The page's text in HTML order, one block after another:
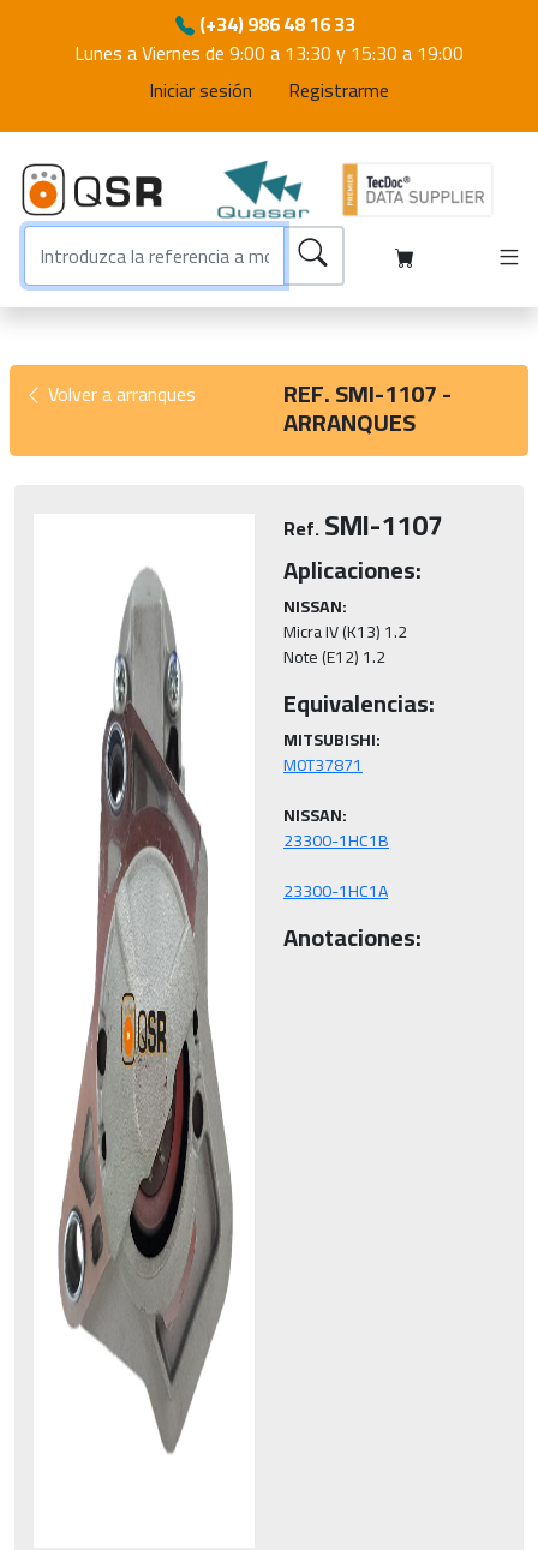
(+34) 986 48 16 33
Lunes a Viernes de 9:00 a 13:30 y 15:30 a 19:00
Iniciar sesión
Registrarme
Volver a arranques REF. SMI-1107 -
ARRANQUES
Ref.SMI-1107
Aplicaciones:
NISSAN:
Micra IV (K13) 1.2
Note (E12) 1.2
Equivalencias:
MITSUBISHI:
NISSAN:
23300-1HC1A
Anotaciones: